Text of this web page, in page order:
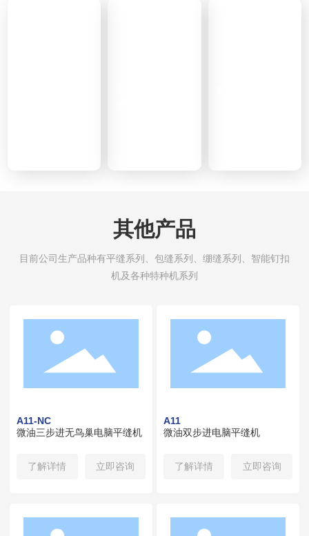
其他产品
目前公司生产品种有平缝系列、包缝系列、绷缝系列、智能钉扣
机及各种特种机系列
A11-NC
微油三步进无鸟巢电脑平缝机
了解详情 立即咨询
A11
微油双步进电脑平缝机
了解详情 立即咨询